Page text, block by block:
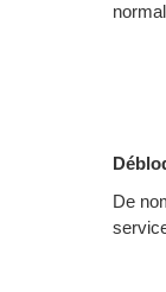
De